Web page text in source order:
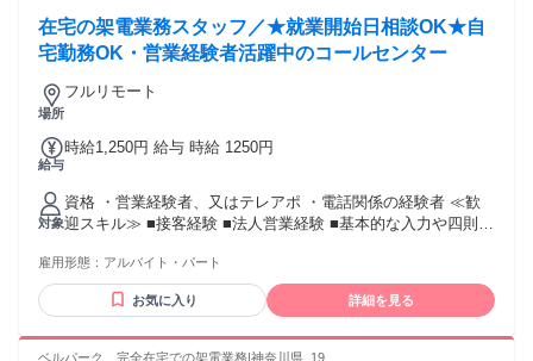
在宅の架電業務スタッフ／★就業開始日相談OK★自
宅勤務OK・営業経験者活躍中のコールセンター
場所
フルリモート
給与
時給1,250円 給与 時給 1250円
対象
資格 ・営業経験者、又はテレアポ ・電話関係の経験者 ≪歓
迎スキル≫ ■接客経験 ■法人営業経験 ■基本的な入力や四則計
雇用形態： アルバイト・パート
お気に入り 詳細を見る
ベルパーク 完全在宅での架電業務|神奈川県_19